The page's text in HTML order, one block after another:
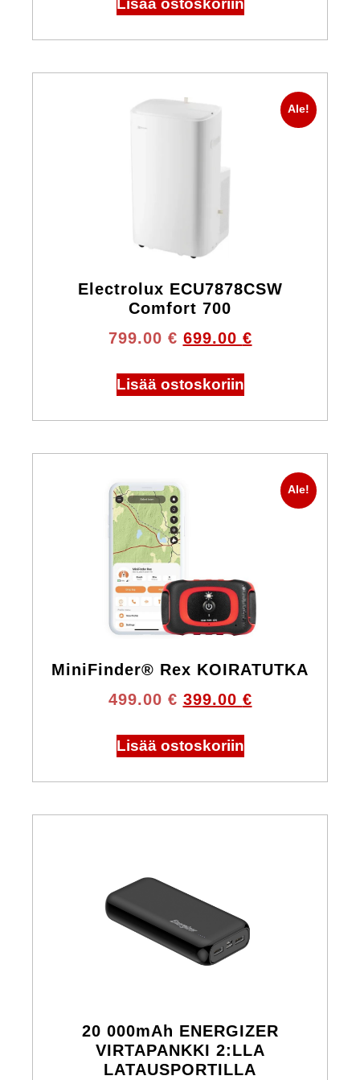
Lisää ostoskoriin
Ale!
Electrolux ECU7878CSW
Comfort 700
799.00 € 699.00 €
Lisää ostoskoriin
Ale!
MiniFinder® Rex KOIRATUTKA
499.00 € 399.00 €
Lisää ostoskoriin
20 000mAh ENERGIZER
VIRTAPANKKI 2:LLA
LATAUSPORTILLA